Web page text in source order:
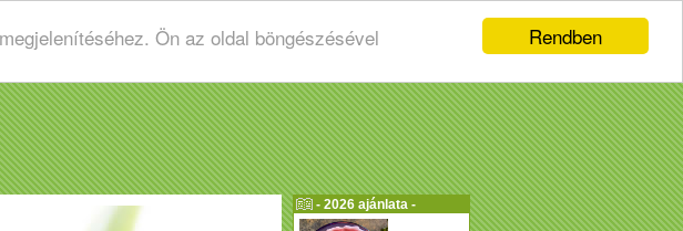
Rendben
Ön az oldal böngészésével
- 2026 ajánlata -